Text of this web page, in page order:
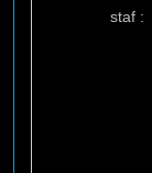
staf :